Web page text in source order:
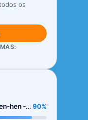
os
hen -
90%